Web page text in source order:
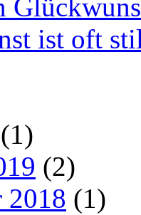
ist oft
(1)
(2)
2018 (1)